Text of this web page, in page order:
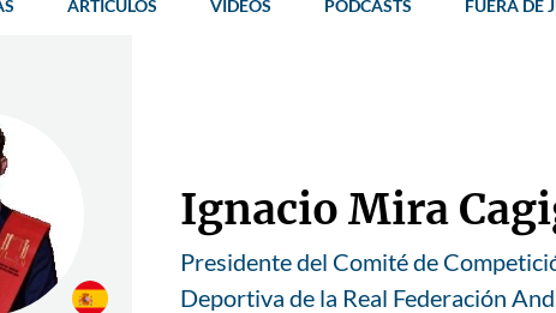
ARTÍCULOS VÍDEOS PODCASTS FUERA DE
Ignacio Mira
Presidente del Comité de
Deportiva de la Real Federación